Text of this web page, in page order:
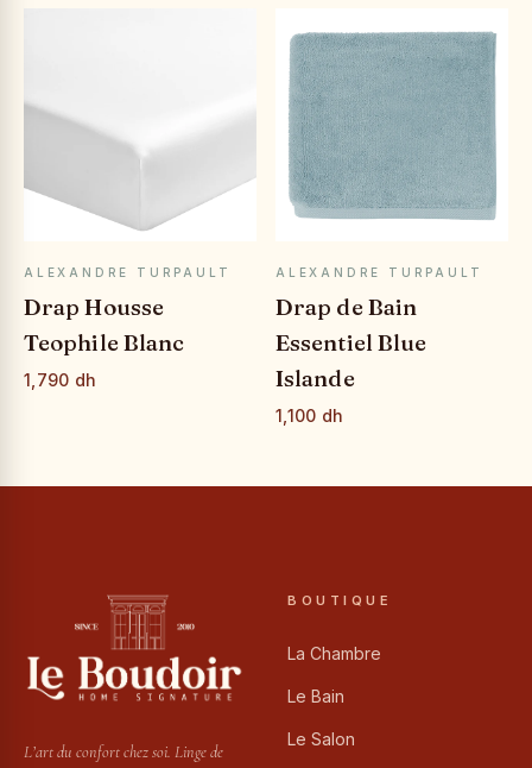
APERÇU RAPIDE
ALEXANDRE TURPAULT
Drap Housse
Teophile Blanc
1,790 dh
APERÇU RAPIDE
ALEXANDRE TURPAULT
Drap de Bain
Essentiel Blue
Islande
1,100 dh
L’art du confort chez soi. Linge de
BOUTIQUE
La Chambre
Le Bain
Le Salon